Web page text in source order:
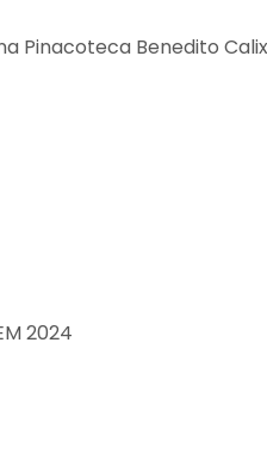
Pinacoteca Benedito
2024